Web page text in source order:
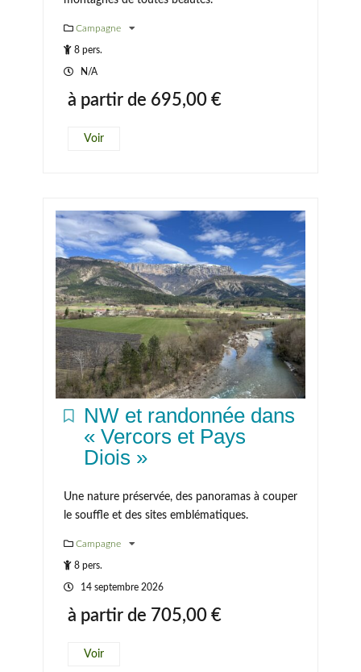
Campagne
8 pers.
N/A
à partir de 695,00 €
Voir
NW et randonnée dans
« Vercors et Pays
Diois »
Une nature préservée, des panoramas à couper
le souffle et des sites emblématiques.
Campagne
8 pers.
14 septembre 2026
à partir de 705,00 €
Voir